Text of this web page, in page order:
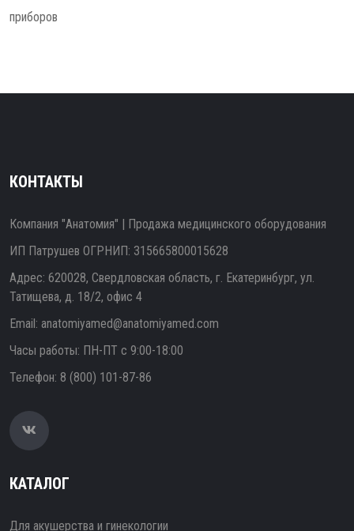
приборов
КОНТАКТЫ
Компания "Анатомия" | Продажа медицинского оборудования
ИП Патрушев ОГРНИП: 315665800015628
Адрес: 620028, Свердловская область, г. Екатеринбург, ул.
Татищева, д. 18/2, офис 4
Email: anatomiyamed@anatomiyamed.com
Часы работы: ПН-ПТ с 9:00-18:00
Телефон: 8 (800) 101-87-86
КАТАЛОГ
Для акушерства и гинекологии